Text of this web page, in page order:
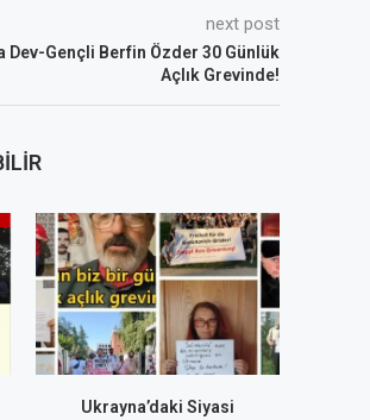
next post
Dev-Gençli Berfin Özder 30 Günlük
Açlık Grevinde!
Ukrayna’daki Siyasi